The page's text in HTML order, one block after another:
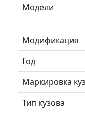
Модели
Модификация
Год
Маркировка
Тип кузова